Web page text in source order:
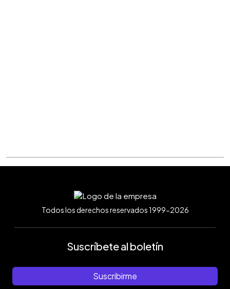
Todos los derechos reservados 1999-2026
Suscríbete al boletín
Suscribirme